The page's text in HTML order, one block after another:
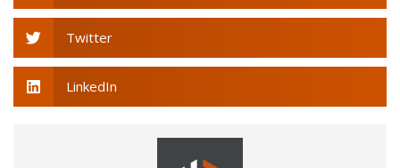
Twitter
LinkedIn